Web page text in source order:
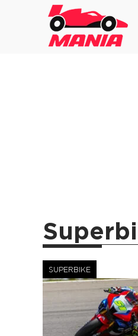
SUPERBIKE